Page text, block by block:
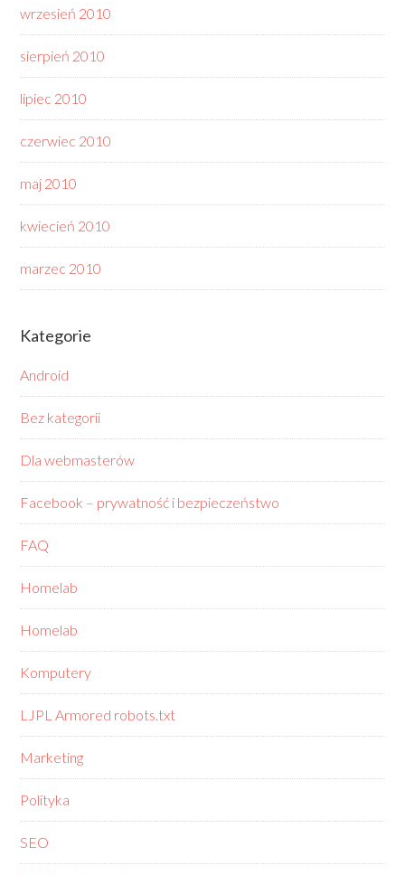
wrzesień 2010
sierpień 2010
lipiec 2010
czerwiec 2010
maj 2010
kwiecień 2010
marzec 2010
Kategorie
Android
Bez kategorii
Dla webmasterów
Facebook – prywatność i bezpieczeństwo
FAQ
Homelab
Homelab
Komputery
LJPL Armored robots.txt
Marketing
Polityka
SEO